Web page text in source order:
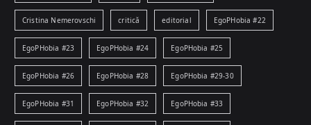
Cristina Nemerovschi critică editorial EgoPHobia #22
EgoPHobia #23 EgoPHobia #24 EgoPHobia #25
EgoPHobia #26 EgoPHobia #28 EgoPHobia #29-30
EgoPHobia #31 EgoPHobia #32 EgoPHobia #33